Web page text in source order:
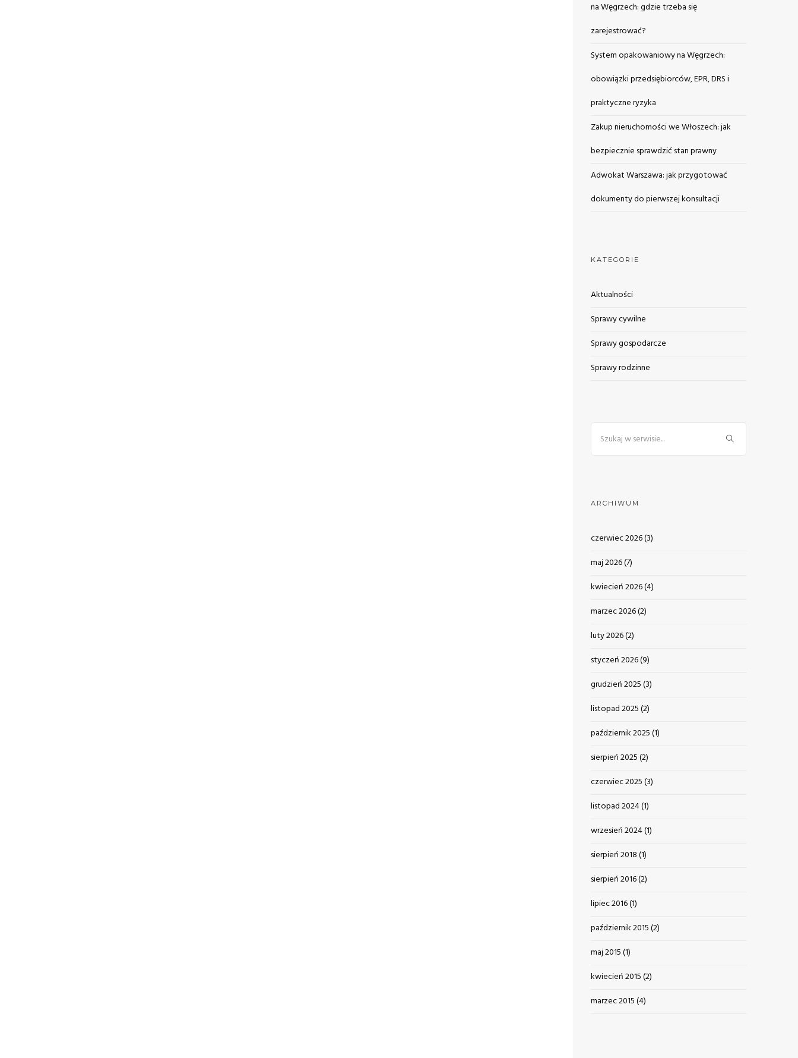
na Węgrzech: gdzie trzeba się
zarejestrować?
System opakowaniowy na Węgrzech:
obowiązki przedsiębiorców, EPR, DRS i
praktyczne ryzyka
Zakup nieruchomości we Włoszech: jak
bezpiecznie sprawdzić stan prawny
Adwokat Warszawa: jak przygotować
dokumenty do pierwszej konsultacji
KATEGORIE
Aktualności
Sprawy cywilne
Sprawy gospodarcze
Sprawy rodzinne
ARCHIWUM
czerwiec 2026(3)
maj 2026(7)
kwiecień 2026(4)
marzec 2026(2)
luty 2026(2)
styczeń 2026(9)
grudzień 2025(3)
listopad 2025(2)
październik 2025(1)
sierpień 2025(2)
czerwiec 2025(3)
listopad 2024(1)
wrzesień 2024(1)
sierpień 2018(1)
sierpień 2016(2)
lipiec 2016(1)
październik 2015(2)
maj 2015(1)
kwiecień 2015(2)
marzec 2015(4)